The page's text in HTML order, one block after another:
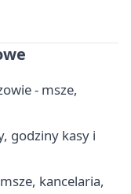
- msze,
godziny kasy i
kancelaria,